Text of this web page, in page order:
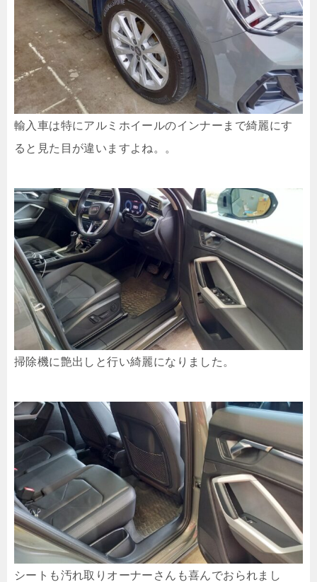
輸入車は特にアルミホイールのインナーまで綺麗にす
ると見た目が違いますよね。。
掃除機に艶出しと行い綺麗になりました。
シートも汚れ取りオーナーさんも喜んでおられまし